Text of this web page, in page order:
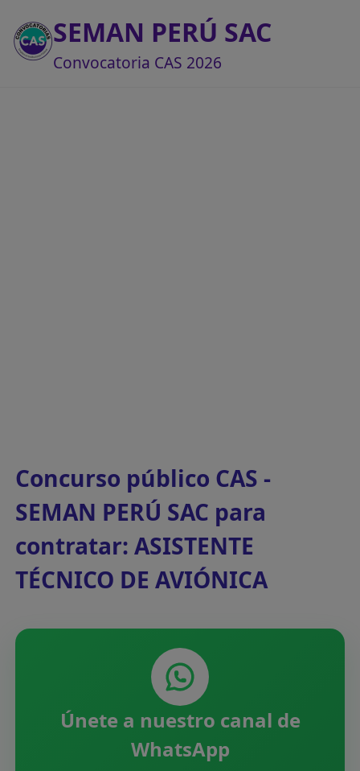
SEMAN PERÚ SAC
Convocatoria CAS 2026
Concurso público CAS -
SEMAN PERÚ SAC para
contratar: ASISTENTE
TÉCNICO DE AVIÓNICA
Únete a nuestro canal de
WhatsApp